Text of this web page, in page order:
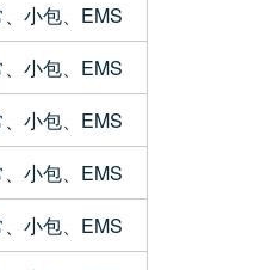
小包、EMS
小包、EMS
小包、EMS
小包、EMS
小包、EMS